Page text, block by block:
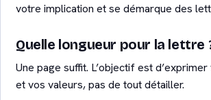
votre implication et se démarque des
Quelle longueur pour la lettre
Une page suffit. L’objectif est
et vos valeurs, pas de tout détailler.